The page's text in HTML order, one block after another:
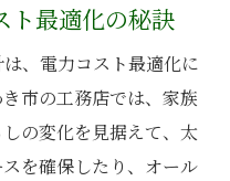
ト最適化の秘訣
、電力コスト最適化に
市の工務店では、家族
の変化を見据えて、太
を確保したり、オール